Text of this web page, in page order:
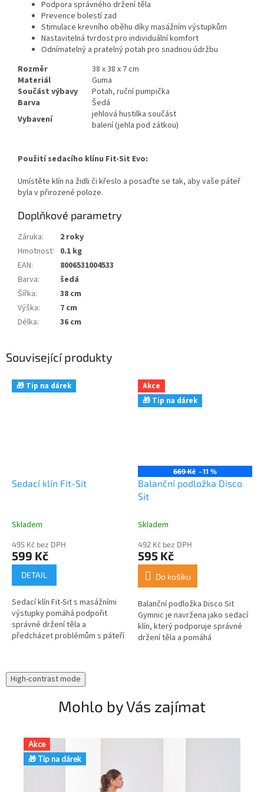
Podpora správného držení těla
Prevence bolestí zad
Stimulace krevního oběhu díky masážním výstupkům
Nastavitelná tvrdost pro individuální komfort
Odnímatelný a pratelný potah pro snadnou údržbu
Rozměr
38 x 38 x 7 cm
Materiál
Guma
Součást výbavy
Potah, ruční pumpička
Barva
Šedá
Vybavení
jehlová hustilka součást
balení (jehla pod zátkou)
Použití sedacího klínu Fit-Sit Evo:
Umístěte klín na židli či křeslo a posaďte se tak, aby vaše páteř
byla v přirozené poloze.
Doplňkové parametry
Záruka:
2 roky
Hmotnost: 0.1 kg
EAN:
8006531004533
Barva:
šedá
Šířka:
38 cm
Výška:
7 cm
Délka: 36 cm
Související produkty
🎁 Tip na dárek
Sedací klín Fit-Sit
Skladem
495 Kč bez DPH
599 Kč
DETAIL
Sedací klín Fit-Sit s masážními
výstupky pomáhá podpořit
správné držení těla a
předcházet problémům s páteří
Akce
🎁 Tip na dárek
669 Kč –11 %
Balanční podložka Disco
Sit
Skladem
492 Kč bez DPH
595 Kč
Do košíku
Balanční podložka Disco Sit
Gymnic je navržena jako sedací
klín, který podporuje správné
držení těla a pomáhá
High-contrast mode
Mohlo by Vás zajímat
Akce
🎁 Tip na dárek